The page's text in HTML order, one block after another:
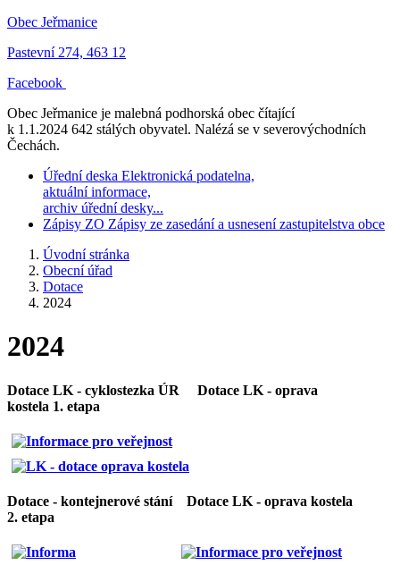
Obec Jeřmanice
Pastevní 274, 463 12
Facebook
Obec Jeřmanice je malebná podhorská obec čítající
k 1.1.2024 642 stálých obyvatel. Nalézá se v severovýchodních
Čechách.
Úřední deska Elektronická podatelna,
aktuální informace,
archiv úřední desky...
Zápisy ZO Zápisy ze zasedání a usnesení zastupitelstva obce
Úvodní stránka
Obecní úřad
Dotace
2024
2024
Dotace LK - cyklostezka ÚR Dotace LK - oprava
kostela 1. etapa
Dotace - kontejnerové stání Dotace LK - oprava kostela
2. etapa